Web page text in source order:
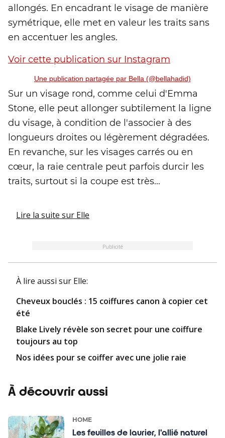
allongés. En encadrant le visage de manière
symétrique, elle met en valeur les traits sans
en accentuer les angles.
Voir cette publication sur Instagram
Une publication partagée par Bella (@bellahadid)
Sur un visage rond, comme celui d'Emma
Stone, elle peut allonger subtilement la ligne
du visage, à condition de l'associer à des
longueurs droites ou légèrement dégradées.
En revanche, sur les visages carrés ou en
cœur, la raie centrale peut parfois durcir les
traits, surtout si la coupe est très...
Lire la suite sur Elle
Publicité
À lire aussi sur Elle:
Cheveux bouclés : 15 coiffures canon à copier cet
été
Blake Lively révèle son secret pour une coiffure
toujours au top
Nos idées pour se coiffer avec une jolie raie
À découvrir aussi
HOME
Les feuilles de laurier, l'allié naturel